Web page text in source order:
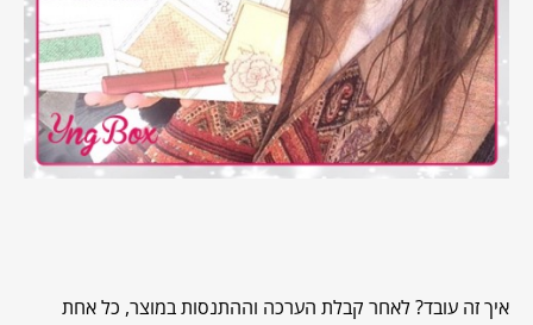
איך זה עובד? לאחר קבלת הערכה וההתנסות במוצר, כל אחת